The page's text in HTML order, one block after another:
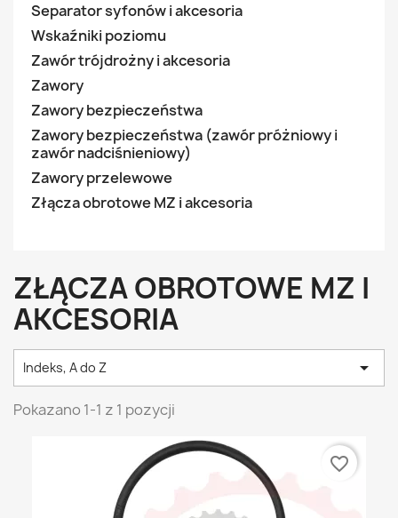
Separator syfonów i akcesoria
Wskaźniki poziomu
Zawór trójdrożny i akcesoria
Zawory
Zawory bezpieczeństwa
Zawory bezpieczeństwa (zawór próżniowy i
zawór nadciśnieniowy)
Zawory przelewowe
Złącza obrotowe MZ i akcesoria
ZŁĄCZA OBROTOWE MZ I
AKCESORIA
Indeks, A do Z 
Pokazano 1-1 z 1 pozycji
favorite_border